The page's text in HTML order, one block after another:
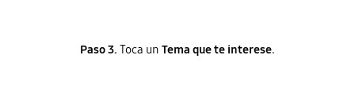
Paso 3. Toca un Tema que te interese.